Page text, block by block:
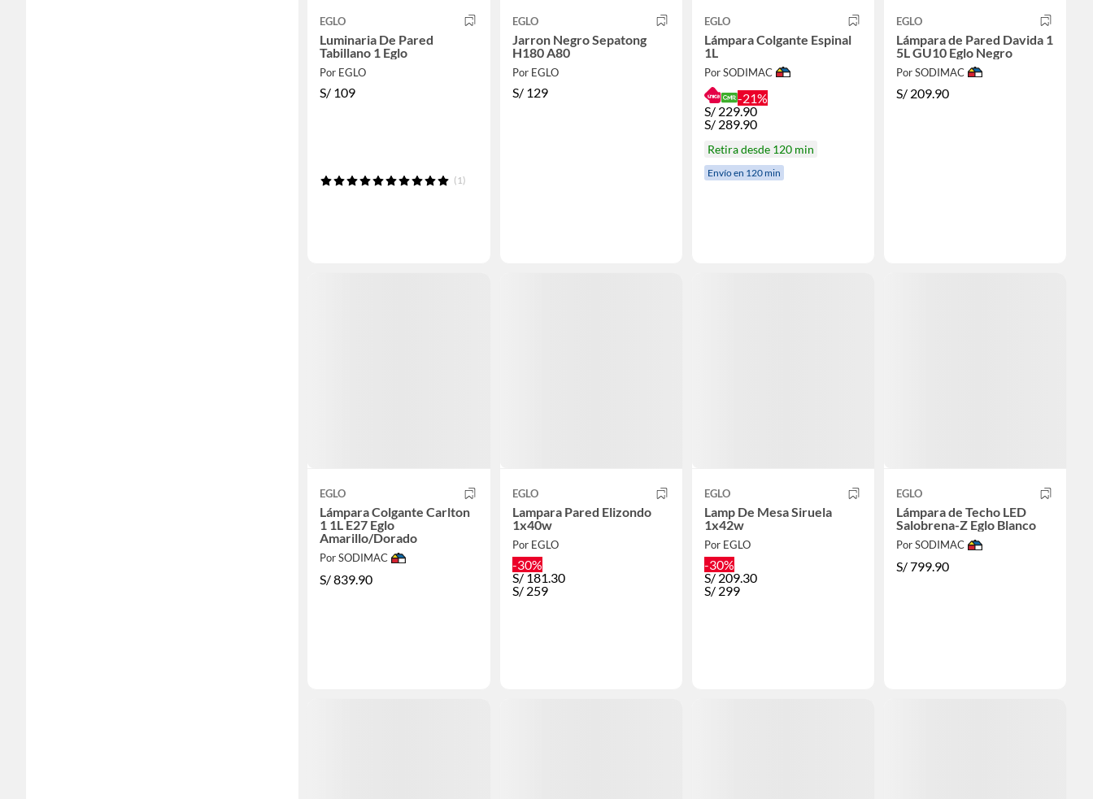
EGLO
Luminaria De Pared
Tabillano 1 Eglo
Por EGLO
S/ 109
(1)
EGLO
Jarron Negro Sepatong
H180 A80
Por EGLO
S/ 129
EGLO
Lámpara Colgante Espinal
1L
Por SODIMAC
-21%
S/ 229.90
S/ 289.90
Retira desde 120 min
Envío en 120 min
EGLO
Lámpara de Pared Davida 1
5L GU10 Eglo Negro
Por SODIMAC
S/ 209.90
EGLO
Lámpara Colgante Carlton
1 1L E27 Eglo
Amarillo/Dorado
Por SODIMAC
S/839.90
EGLO
Lampara Pared Elizondo
1x40w
Por EGLO
-30%
S/181.30
S/ 259
EGLO
Lamp De Mesa Siruela
1x42w
Por EGLO
-30%
S/209.30
S/ 299
EGLO
Lámpara de Techo LED
Salobrena-Z Eglo Blanco
Por SODIMAC
S/799.90